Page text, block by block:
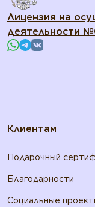
Лицензия на
деятельности
Клиентам
Подарочный
Благодарности
Социальные